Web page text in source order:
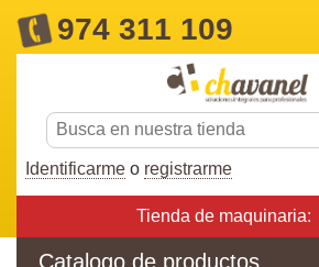
974 311 109
Identificarme o registrarme
Tienda de maquinaria:
Catalogo de productos